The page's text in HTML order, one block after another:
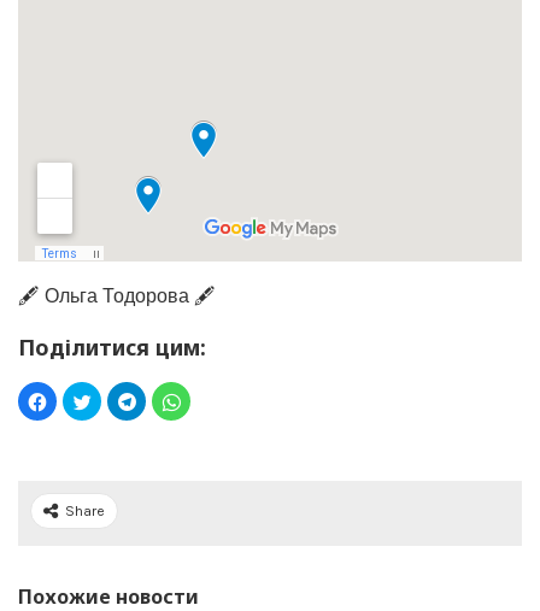
🖋️ Ольга Тодорова 🖋️
Поділитися цим:
Share
Похожие новости